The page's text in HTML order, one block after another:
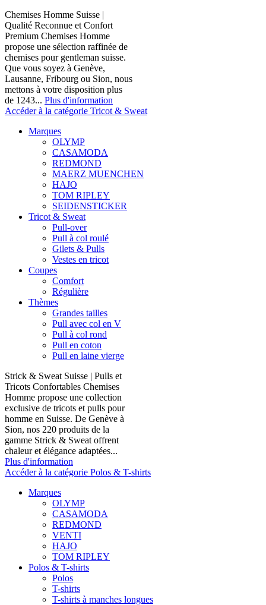
Chemises Homme Suisse |
Qualité Reconnue et Confort
Premium Chemises Homme
propose une sélection raffinée de
chemises pour gentleman suisse.
Que vous soyez à Genève,
Lausanne, Fribourg ou Sion, nous
mettons à votre disposition plus
de 1243... Plus d'information
Accéder à la catégorie Tricot & Sweat
Marques
OLYMP
CASAMODA
REDMOND
MAERZ MUENCHEN
HAJO
TOM RIPLEY
SEIDENSTICKER
Tricot & Sweat
Pull-over
Pull à col roulé
Gilets & Pulls
Vestes en tricot
Coupes
Comfort
Régulière
Thèmes
Grandes tailles
Pull avec col en V
Pull à col rond
Pull en coton
Pull en laine vierge
Strick & Sweat Suisse | Pulls et
Tricots Confortables Chemises
Homme propose une collection
exclusive de tricots et pulls pour
homme en Suisse. De Genève à
Sion, nos 220 produits de la
gamme Strick & Sweat offrent
chaleur et élégance adaptées...
Plus d'information
Accéder à la catégorie Polos & T-shirts
Marques
OLYMP
CASAMODA
REDMOND
VENTI
HAJO
TOM RIPLEY
Polos & T-shirts
Polos
T-shirts
T-shirts à manches longues